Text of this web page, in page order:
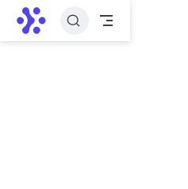
跳至主要內容